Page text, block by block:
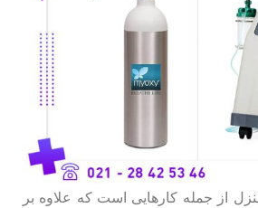
از جمله کارهایی است که علاوه بر